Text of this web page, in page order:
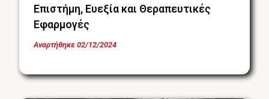
Επιστήμη, Ευεξία και Θεραπευτικές
Εφαρμογές
Αναρτήθηκε 02/12/2024